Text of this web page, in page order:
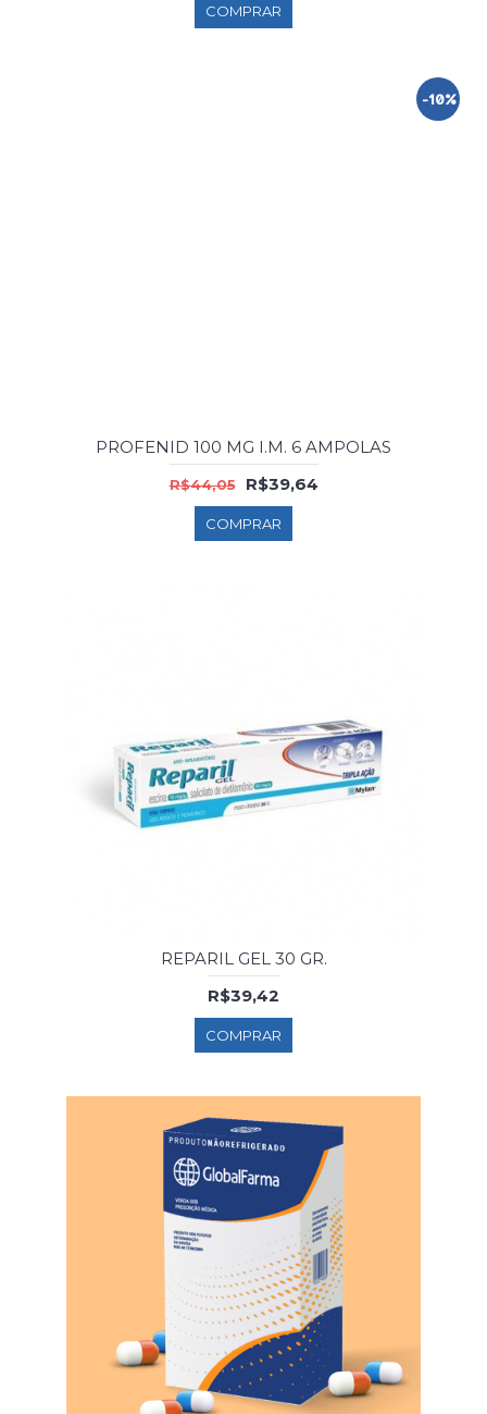
COMPRAR
-10%
PROFENID 100 MG I.M. 6 AMPOLAS
R$44,05 R$39,64
COMPRAR
REPARIL GEL 30 GR.
R$39,42
COMPRAR